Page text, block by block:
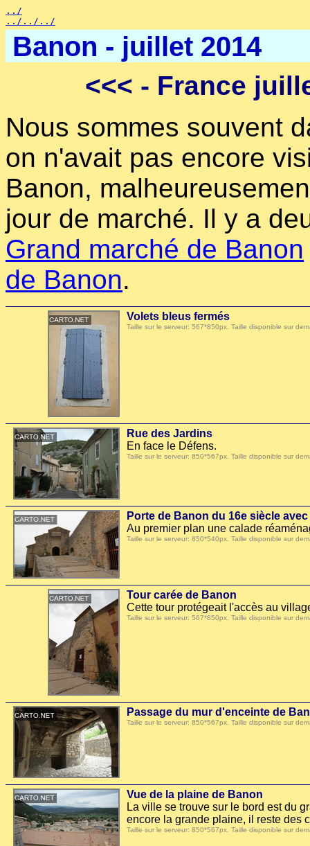
../
../../../
Banon - juillet 2014
<<< - France
Nous sommes souvent
on n'avait pas encore
Banon,
jour de marché. Il y a
Grand marché de Banon
de Banon.
Volets bleus fermés
Taille sur le serveur: 567*850px. Taille disponible sur
Rue des Jardins
En face le Défens.
Taille sur le serveur: 850*567px. Taille disponible sur
Porte de Banon du 16e siècle
Au premier plan une calade
Taille sur le serveur: 850*540px. Taille disponible sur
Tour carée de Banon
Cette tour protégeait l'accès au
Taille sur le serveur: 567*850px. Taille disponible sur
Passage du mur d'enceinte de
Taille sur le serveur: 850*567px. Taille disponible sur
Vue de la plaine de Banon
La ville se trouve sur le bord est du
encore la grande plaine, il reste des
Taille sur le serveur: 850*567px. Taille disponible sur